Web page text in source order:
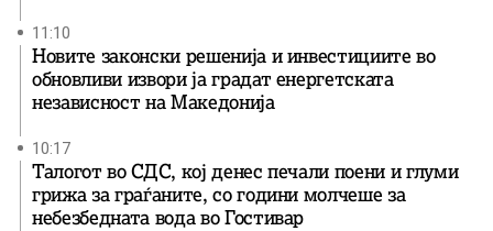
11:10
Новите законски решенија и инвестициите во
обновливи извори ја градат енергетската
независност на Македонија
10:17
Талогот во СДС, кој денес печали поени и глуми
грижа за граѓаните, со години молчеше за
небезбедната вода во Гостивар